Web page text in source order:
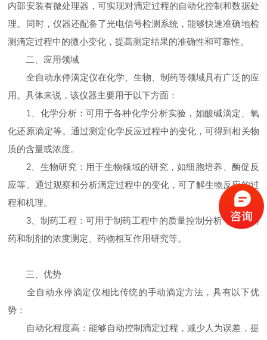
内部安装有微处理器，可实现对滴定过程的自动化控制和数据处
理。同时，仪器还配备了光电信号检测系统，能够快速准确地检
测滴定过程中的微小变化，提高测定结果的准确性和可靠性。
二、应用领域
全自动永停滴定仪在化学、生物、制药等领域具有广泛的应
用。具体来说，该仪器主要用于以下方面：
1、化学分析：可用于各种化学分析实验，如酸碱滴定、氧
化还原滴定等。通过测定化学反应过程中的变化，可得到相关物
质的含量或浓度。
2、生物研究：用于生物领域的研究，如细胞培养、酶促反
应等。通过观察和分析滴定过程中的变化，可了解生物反应的过
程和机理。
3、制药工程：可用于制药工程中的质量控制分析，如原料
药和制剂的浓度测定、药物相互作用研究等。
三、优势
全自动永停滴定仪相比传统的手动滴定方法，具有以下优
势：
自动化程度高：能够自动控制滴定过程，减少人为误差，提